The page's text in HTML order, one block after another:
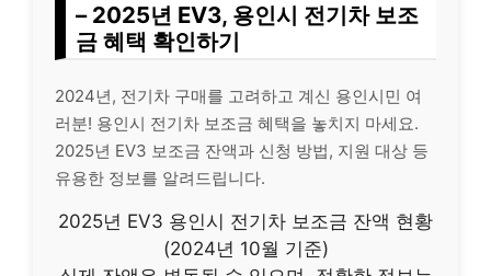
– 2025년 EV3, 용인시 전기차 보조
금 혜택 확인하기
2024년, 전기차 구매를 고려하고 계신 용인시민 여
러분! 용인시 전기차 보조금 혜택을 놓치지 마세요.
2025년 EV3 보조금 잔액과 신청 방법, 지원 대상 등
유용한 정보를 알려드립니다.
2025년 EV3 용인시 전기차 보조금 잔액 현황
(2024년 10월 기준)